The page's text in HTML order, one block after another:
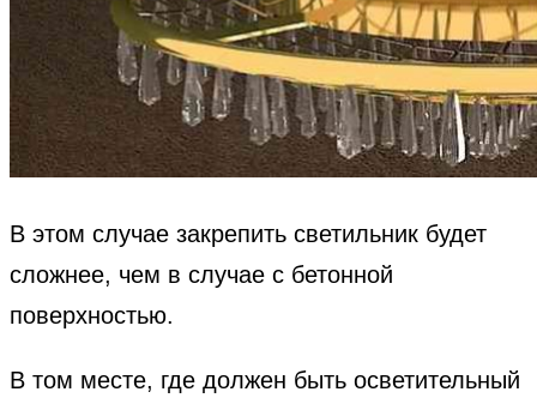
В этом случае закрепить светильник будет
сложнее, чем в случае с бетонной
поверхностью.
В том месте, где должен быть осветительный